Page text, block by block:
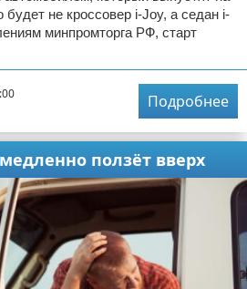
будет не кроссовер i-Joy, а седан i-
минпромторга РФ, старт
Подробнее
ползёт вверх